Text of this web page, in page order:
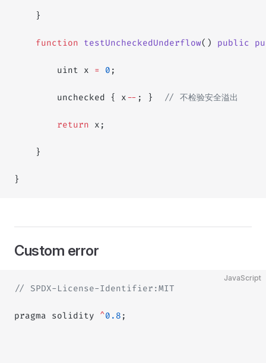
}
function testUncheckedUnderflow() public
uint x = 0 ;
unchecked { x -- ; } // 不检验安全溢出
return x;
}
}
Custom error
JavaScript
// SPDX-License-Identifier:MIT
pragma solidity ^0.8 ;